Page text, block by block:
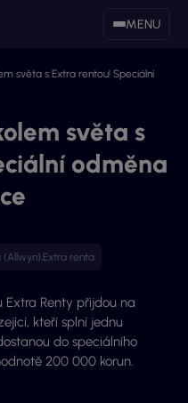
MENU
světa s Extra rentou! Speciální
světa s
odměna
(Allwyn),Extra renta
Extra Renty přijdou na
kteří splní jednu
do speciálního
200 000 korun.